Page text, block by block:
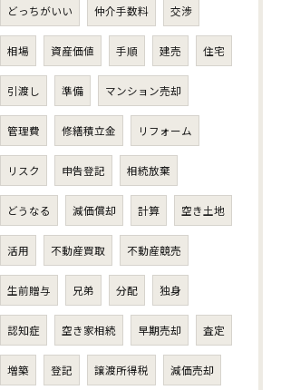
どっちがいい 仲介手数料 交渉
相場 資産価値 手順 建売 住宅
引渡し 準備 マンション売却
管理費 修繕積立金 リフォーム
リスク 申告登記 相続放棄
どうなる 減価償却 計算 空き土地
活用 不動産買取 不動産競売
生前贈与 兄弟 分配 独身
認知症 空き家相続 早期売却 査定
増築 登記 譲渡所得税 減価売却